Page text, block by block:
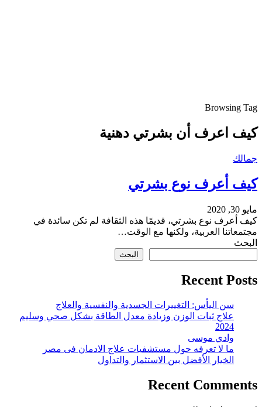
Browsing Tag
كيف اعرف أن بشرتي دهنية
جمالك
كيف أعرف نوع بشرتي
مايو 30, 2020
كيف أعرف نوع بشرتي، قديمًا هذه الثقافة لم تكن سائدة في
مجتمعاتنا العربية، ولكنها مع الوقت…
البحث
البحث
Recent Posts
سن اليأس: التغييرات الجسدية والنفسية والعلاج
علاج ثبات الوزن وزيادة معدل الطاقة بشكل صحي وسليم
2024
وادي موسى
ما لا تعرفه حول مستشفيات علاج الادمان فى مصر
الخيار الأفضل بين الاستثمار والتداول
Recent Comments